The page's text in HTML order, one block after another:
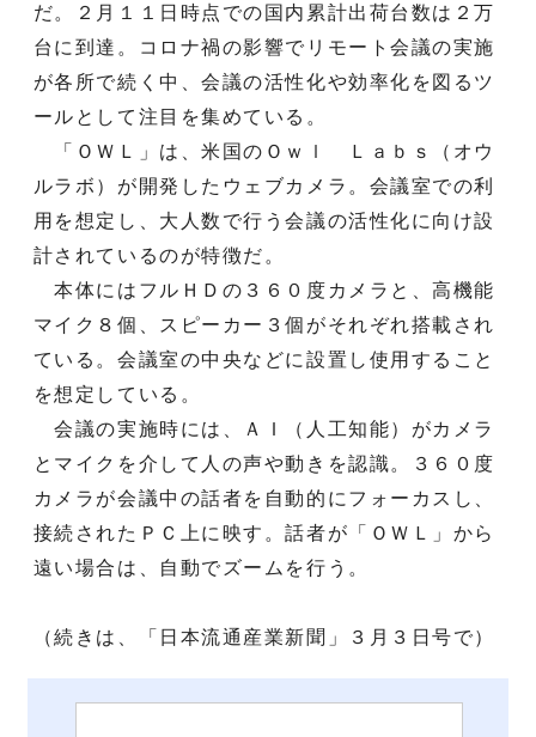
だ。２月１１日時点での国内累計出荷台数は２万
台に到達。コロナ禍の影響でリモート会議の実施
が各所で続く中、会議の活性化や効率化を図るツ
ールとして注目を集めている。
「ＯＷＬ」は、米国のＯｗｌ Ｌａｂｓ（オウ
ルラボ）が開発したウェブカメラ。会議室での利
用を想定し、大人数で行う会議の活性化に向け設
計されているのが特徴だ。
本体にはフルＨＤの３６０度カメラと、高機能
マイク８個、スピーカー３個がそれぞれ搭載され
ている。会議室の中央などに設置し使用すること
を想定している。
会議の実施時には、ＡＩ（人工知能）がカメラ
とマイクを介して人の声や動きを認識。３６０度
カメラが会議中の話者を自動的にフォーカスし、
接続されたＰＣ上に映す。話者が「ＯＷＬ」から
遠い場合は、自動でズームを行う。
（続きは、「日本流通産業新聞」３月３日号で）